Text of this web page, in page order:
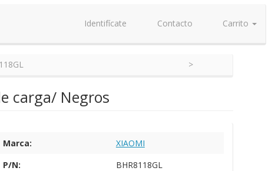
Identifícate Contacto Carrito
carga/ Negros
Marca:
XIAOMI
P/N:
BHR8118GL